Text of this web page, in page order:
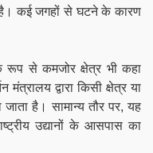
कई जगहों से घटने के कारण
रूप से कमजोर क्षेत्र भी कहा
द्वारा किसी क्षेत्र या
है। सामान्य तौर पर, यह
उद्यानों के आसपास का